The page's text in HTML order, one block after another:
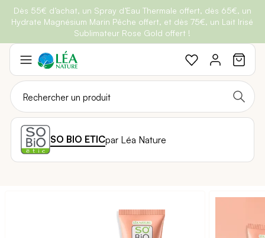
Belle semaine : Profitez de-25% + Livraison offertedès 30€
d'achat avec le codeBELLEBIO
BRADERIE :-40% sur une sélection de produits
Dès 55€ d’achat, un Spray d’Eau Thermale offert, dès 65€, un
Hydrate Magnésium Marin Pêche offert, et dès 75€, un Lait Irisé
Sublimateur Rose Gold offert !
Aller
contenu
SO BIO ETICpar Léa Nature